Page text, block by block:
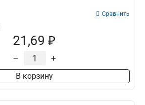
Сравнить
21,69 ₽
– +
В корзину